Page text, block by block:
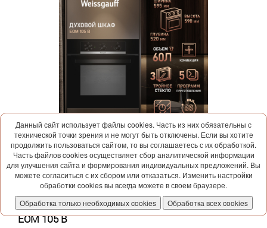
Духовой шкаф Weissgauff
EOM 105 B
Данный сайт использует файлы cookies. Часть из них обязательны с
технической точки зрения и не могут быть отключены. Если вы хотите
продолжить пользоваться сайтом, то вы соглашаетесь с их обработкой.
Часть файлов cookies осуществляет сбор аналитической информации
для улучшения сайта и формирования индивидуальных предложений. Вы
можете согласиться с их сбором или отказаться. Изменить настройки
обработки cookies вы всегда можете в своем браузере.
Обработка только необходимых cookies
Обработка всех cookies